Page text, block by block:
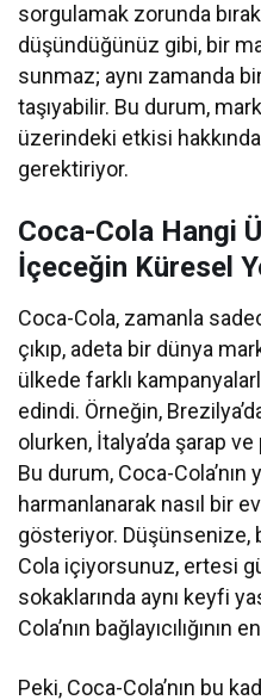
sorgulamak zorunda
düşündüğünüz gibi, bir
sunmaz; aynı zamanda
taşıyabilir. Bu durum,
üzerindeki etkisi
gerektiriyor.
Coca-Cola Hangi
İçeceğin Küresel
Coca-Cola, zamanla
çıkıp, adeta bir dünya
ülkede farklı
edindi. Örneğin,
olurken, İtalya’da şarap
Bu durum, Coca-
harmanlanarak nasıl bir
gösteriyor. Düşünsenize,
Cola içiyorsunuz, ertesi
sokaklarında aynı keyfi
Cola’nın
Peki, Coca-Cola’nın bu